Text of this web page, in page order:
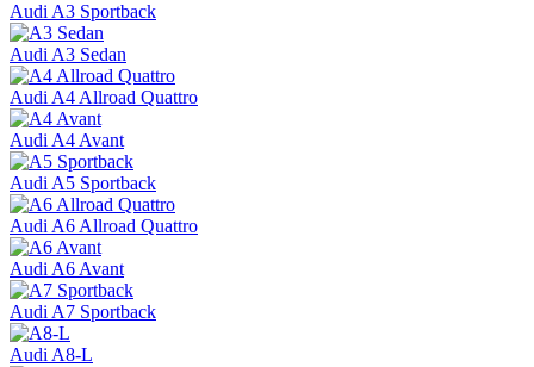
Audi A3 Sportback
Audi A3 Sedan
Audi A4 Allroad Quattro
Audi A4 Avant
Audi A5 Sportback
Audi A6 Allroad Quattro
Audi A6 Avant
Audi A7 Sportback
Audi A8-L